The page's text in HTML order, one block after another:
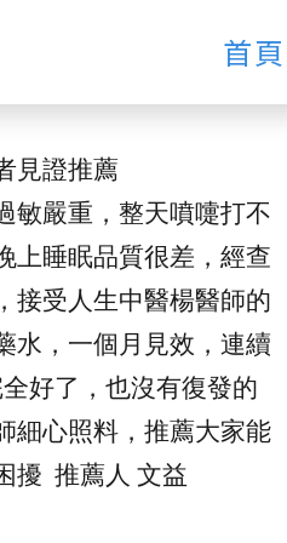
首頁
見證推薦
敏嚴重，整天噴嚏打不
上睡眠品質很差，經查
接受人生中醫楊醫師的
水，一個月見效，連續
好了，也沒有復發的
細心照料，推薦大家能
擾 推薦人 文益